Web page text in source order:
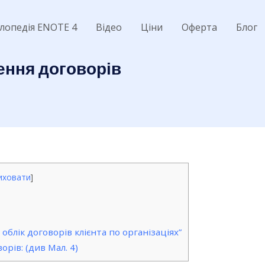
ENOTE 4 Відео Ціни Оферта Блог
договорів
]
договорів клієнта по організаціях”
(див Мал. 4)